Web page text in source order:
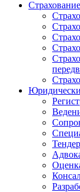
Страхование